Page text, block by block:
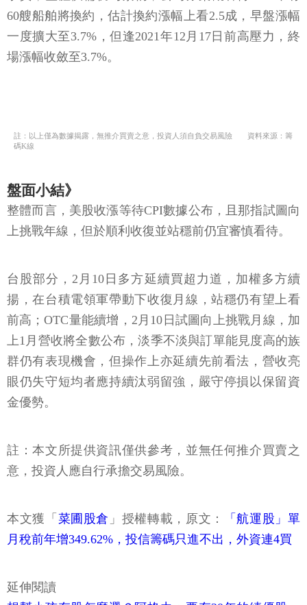
60艘船舶將換約，估計換約漲幅上看2.5成，早盤漲幅
一度擴大至3.7%，但逢2021年12月17日前高壓力，終
場漲幅收斂至3.7%。
註：以上僅為數據揭露，無推介買賣之意，投資人須自負交易風險 資料來源：籌
碼K線
盤面小結》
整體而言，美股收漲等待CPI數據公布，且那指試圖向
上挑戰年線，但於順利收復並站穩前仍宜審慎看待。
台股部分，2月10日多方延續買超力道，加權多方續
揚，在台積電領軍帶動下收復月線，站穩仍有望上看
前高；OTC量能續增，2月10日試圖向上挑戰月線，加
上1月營收將全數公布，淡季不淡與訂單能見度高的族
群仍有表現機會，但操作上亦延續先前看法，營收亮
眼仍失守短均者應持續汰弱留強，嚴守停損以保留資
金優勢。
註：本文所提供資訊僅供參考，並無任何推介買賣之
意，投資人應自行承擔交易風險。
本文獲「 菜圃股倉 」授權轉載，原文：
「航運股」單
月稅前年增349.62%，投信籌碼只進不出，外資連4買
延伸閱讀